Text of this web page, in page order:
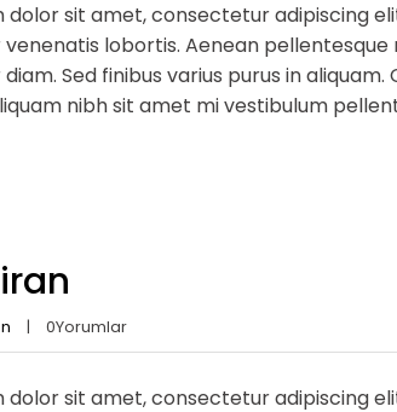
dolor sit amet, consectetur adipiscing
lobortis. Aenean pellentesque
Sed finibus varius purus in
nibh sit amet mi vestibulum
0Yorumlar
dolor sit amet, consectetur adipiscing